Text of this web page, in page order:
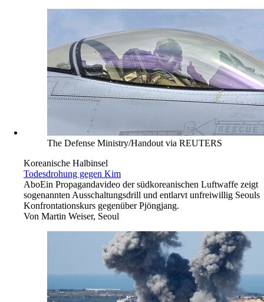
The Defense Ministry/Handout via REUTERS
Koreanische Halbinsel
Todesdrohung gegen Kim
AboEin Propagandavideo der südkoreanischen Luftwaffe zeigt
sogenannten Ausschaltungsdrill und entlarvt unfreiwillig Seouls
Konfrontationskurs gegenüber Pjöngjang.
Von Martin Weiser, Seoul